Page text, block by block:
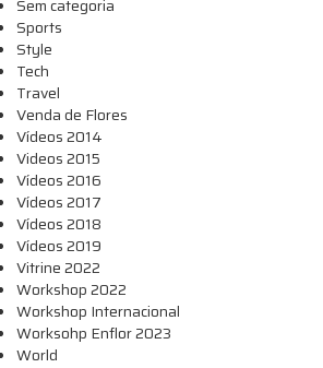
Sem categoria
Sports
Style
Tech
Travel
Venda de Flores
Vídeos 2014
Videos 2015
Vídeos 2016
Vídeos 2017
Vídeos 2018
Vídeos 2019
Vitrine 2022
Workshop 2022
Workshop Internacional
Worksohp Enflor 2023
World